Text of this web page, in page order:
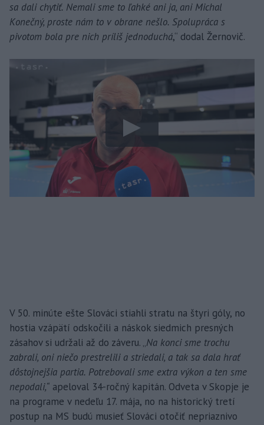
sa dali chytiť. Nemali sme to ľahké ani ja, ani Michal
Konečný, proste nám to v obrane nešlo. Spolupráca s
pivotom bola pre nich príliš jednoduchá,“ dodal Žernovič.
V 50. minúte ešte Slováci stiahli stratu na štyri góly, no
hostia vzápätí odskočili a náskok siedmich presných
zásahov si udržali až do záveru. „Na konci sme trochu
zabrali, oni niečo prestrelili a striedali, a tak sa dala hrať
dôstojnejšia partia. Potrebovali sme extra výkon a ten sme
nepodali,“ apeloval 34-ročný kapitán. Odveta v Skopje je
na programe v nedeľu 17. mája, no na historický tretí
postup na MS budú musieť Slováci otočiť nepriaznivo